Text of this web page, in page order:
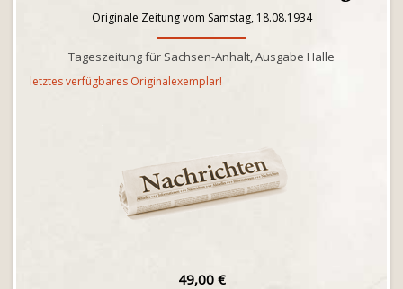
Originale Zeitung vom Samstag, 18.08.1934
Tageszeitung für Sachsen-Anhalt, Ausgabe Halle
letztes verfügbares Originalexemplar!
49,00 €